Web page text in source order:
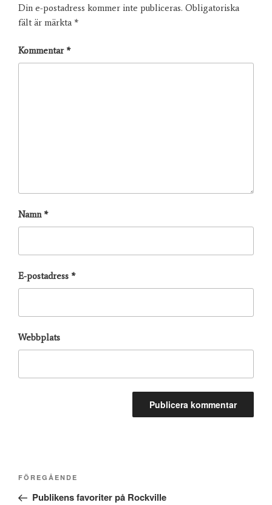
Din e-postadress kommer inte publiceras. Obligatoriska
fält är märkta *
Kommentar *
Namn *
E-postadress *
Webbplats
Inläggsnavigering
Föregående
inlägg
FÖREGÅENDE
Publikens favoriter på Rockville